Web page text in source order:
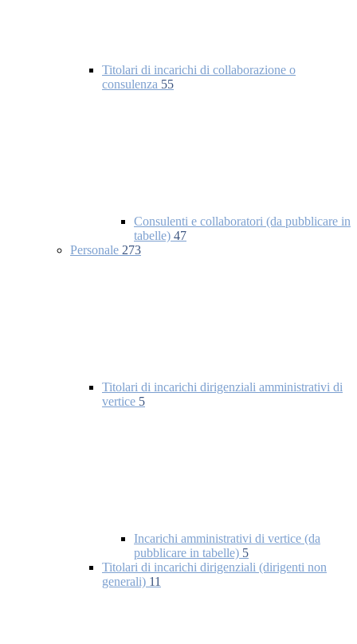
Titolari di incarichi di collaborazione o
consulenza 55
Consulenti e collaboratori (da pubblicare in
tabelle) 47
Personale 273
Titolari di incarichi dirigenziali amministrativi di
vertice 5
Incarichi amministrativi di vertice (da
pubblicare in tabelle) 5
Titolari di incarichi dirigenziali (dirigenti non
generali) 11